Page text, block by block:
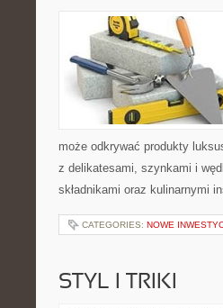
może odkrywać produkty
z delikatesami, szynkami i
składnikami oraz kulinarnymi
CATEGORIES: NOWE
STYL I TRIKI